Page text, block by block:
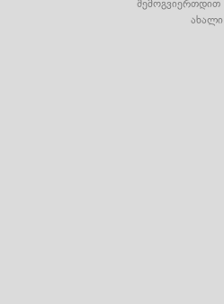
შემოგვიერთდით
ახალი